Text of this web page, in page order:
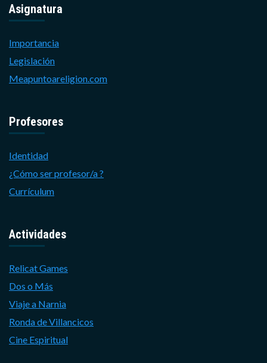
Asignatura
Importancia
Legislación
Meapuntoareligion.com
Profesores
Identidad
¿Cómo ser profesor/a ?
Currículum
Actividades
Relicat Games
Dos o Más
Viaje a Narnia
Ronda de Villancicos
Cine Espiritual